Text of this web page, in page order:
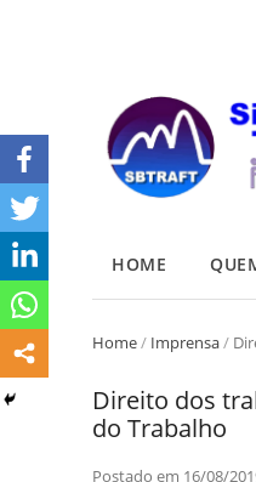
HOME
Home/ Imprensa/
Direito dos
do Trabalho
Postado em 16/08/